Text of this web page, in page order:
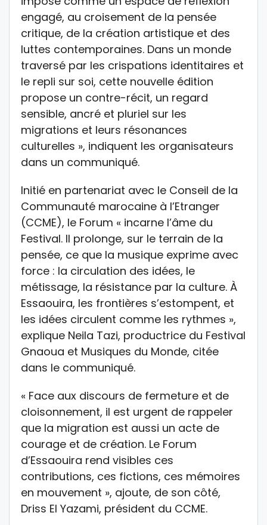
engagé, au croisement de la pensée
critique, de la création artistique et des
luttes contemporaines. Dans un monde
traversé par les crispations identitaires et
le repli sur soi, cette nouvelle édition
propose un contre-récit, un regard
sensible, ancré et pluriel sur les
migrations et leurs résonances
culturelles », indiquent les organisateurs
dans un communiqué.
Initié en partenariat avec le Conseil de la
Communauté marocaine à l’Etranger
(CCME), le Forum « incarne l’âme du
Festival. Il prolonge, sur le terrain de la
pensée, ce que la musique exprime avec
force : la circulation des idées, le
métissage, la résistance par la culture. À
Essaouira, les frontières s’estompent, et
les idées circulent comme les rythmes »,
explique Neila Tazi, productrice du Festival
Gnaoua et Musiques du Monde, citée
dans le communiqué.
« Face aux discours de fermeture et de
cloisonnement, il est urgent de rappeler
que la migration est aussi un acte de
courage et de création. Le Forum
d’Essaouira rend visibles ces
contributions, ces fictions, ces mémoires
en mouvement », ajoute, de son côté,
Driss El Yazami, président du CCME.